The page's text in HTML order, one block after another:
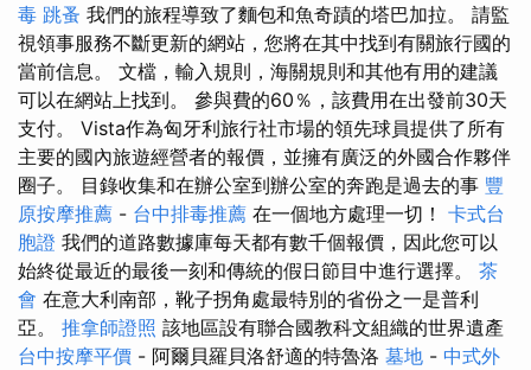
毒 跳蚤 我們的旅程導致了麵包和魚奇蹟的塔巴加拉。 請監
視領事服務不斷更新的網站，您將在其中找到有關旅行國的
當前信息。 文檔，輸入規則，海關規則和其他有用的建議
可以在網站上找到。 參與費的60％，該費用在出發前30天
支付。 Vista作為匈牙利旅行社市場的領先球員提供了所有
主要的國內旅遊經營者的報價，並擁有廣泛的外國合作夥伴
圈子。 目錄收集和在辦公室到辦公室的奔跑是過去的事 豐
原按摩推薦 - 台中排毒推薦 在一個地方處理一切！ 卡式台
胞證 我們的道路數據庫每天都有數千個報價，因此您可以
始終從最近的最後一刻和傳統的假日節目中進行選擇。 茶
會 在意大利南部，靴子拐角處最特別的省份之一是普利
亞。 推拿師證照 該地區設有聯合國教科文組織的世界遺產
台中按摩平價 - 阿爾貝羅貝洛舒適的特魯洛 墓地 - 中式外